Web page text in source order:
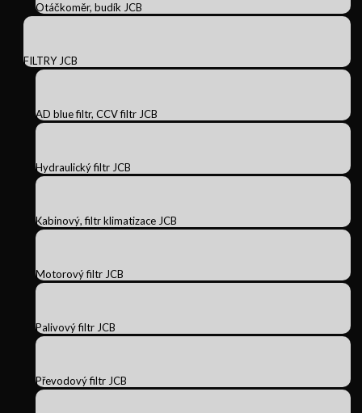
Otáčkoměr, budík JCB
FILTRY JCB
AD blue filtr, CCV filtr JCB
Hydraulický filtr JCB
Kabinový, filtr klimatizace JCB
Motorový filtr JCB
Palivový filtr JCB
Převodový filtr JCB